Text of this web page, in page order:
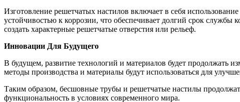
Изготовление решетчатых настилов включает в себя
устойчивостью к коррозии, что обеспечивает долгий срок
создать характерные решетчатые отверстия или рельеф.
Инновации Для Будущего
В будущем, развитие технологий и материалов будет продолжать
методы производства и материалы будут использоваться для
Таким образом, бесшовные трубы и решетчатые настилы
функциональность в условиях современного мира.